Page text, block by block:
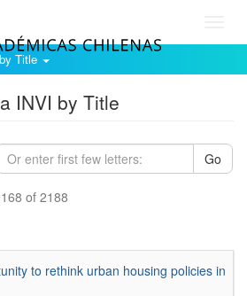
Title
INVI by Title
Go
of 2188
to rethink urban housing policies in